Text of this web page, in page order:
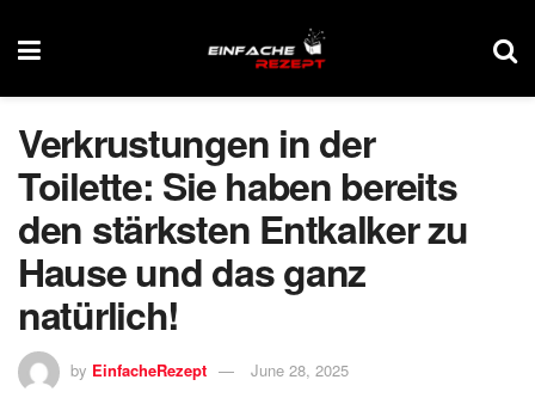
Verkrustungen in der
Toilette: Sie haben bereits
den stärksten Entkalker zu
Hause und das ganz
natürlich!
by EinfacheRezept June 28, 2025